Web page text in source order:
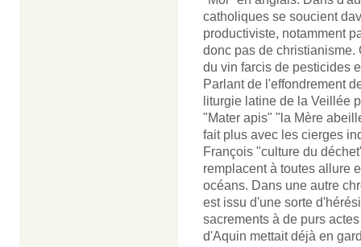
catholiques se soucient
productiviste, notamment
donc pas de christianisme.
du vin farcis de pesticides
Parlant de l'effondrement
liturgie latine de la Veillée
"Mater apis" "la Mère
fait plus avec les cierges
François "culture du
remplacent à toutes allure
océans. Dans une autre
est issu d'une sorte
sacrements à de purs
d'Aquin mettait déjà en